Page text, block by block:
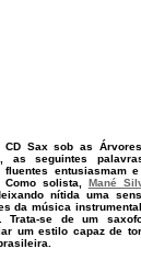
CD Sax sob as
as seguintes
fluentes entusiasmam
Como solista, Mané
nítida uma
da música
Trata-se de um
um estilo capaz de